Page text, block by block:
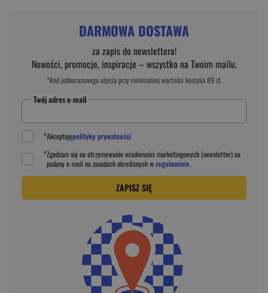
DARMOWA DOSTAWA
za zapis do newslettera!
Nowości, promocje, inspiracje – wszystko na Twoim mailu.
*Kod jednorazowego użycia przy minimalnej wartości koszyka 89 zł.
Twój adres e-mail
*Akceptujępolitykę prywatności
*Zgadzam się na otrzymywanie wiadomości marketingowych (newsletter) na
podanye-mail na zasadach określonych wregulaminie.
ZAPISZ SIĘ